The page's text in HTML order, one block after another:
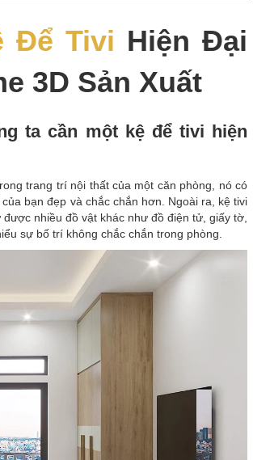
Để Tivi Hiện Đại
3D Sản Xuất
ta cần một kệ để tivi hiện
trang trí nội thất của một căn phòng, nó có
bạn đẹp và chắc chắn hơn. Ngoài ra, kệ tivi
nhiều đồ vật khác như đồ điện tử, giấy tờ,
sự bố trí không chắc chắn trong phòng.